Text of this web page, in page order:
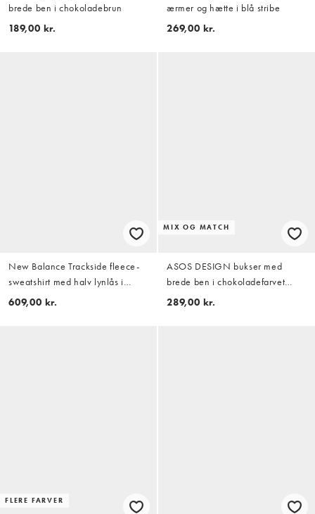
brede ben i chokoladebrun
189,00 kr.
ærmer og hætte i blå stribe
269,00 kr.
New Balance Trackside fleece-
sweatshirt med halv lynlås i
beige
609,00 kr.
MIX OG MATCH
ASOS DESIGN bukser med
brede ben i chokoladefarvet
stribe, del af sæt
289,00 kr.
FLERE FARVER